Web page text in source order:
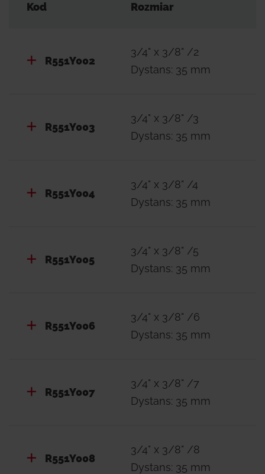
Kod Rozmiar
R551Y002
3/4" x 3/8" /2
Dystans: 35 mm
R551Y003
3/4" x 3/8" /3
Dystans: 35 mm
R551Y004
3/4" x 3/8" /4
Dystans: 35 mm
R551Y005
3/4" x 3/8" /5
Dystans: 35 mm
R551Y006
3/4" x 3/8" /6
Dystans: 35 mm
R551Y007
3/4" x 3/8" /7
Dystans: 35 mm
R551Y008
3/4" x 3/8" /8
Dystans: 35 mm